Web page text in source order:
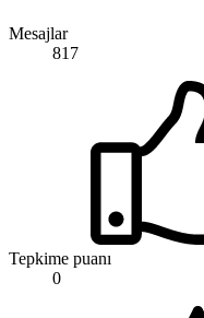
Mesajlar
817
Tepkime puanı
0